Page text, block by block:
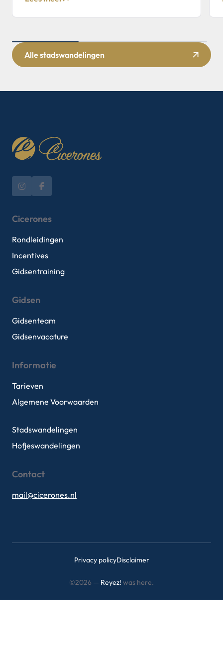
Alle stadswandelingen
Cicerones
Rondleidingen
Incentives
Gidsentraining
Gidsen
Gidsenteam
Gidsenvacature
Informatie
Tarieven
Algemene Voorwaarden
Stadswandelingen
Hofjeswandelingen
Contact
mail@cicerones.nl
Privacy policyDisclaimer
©2026 — Reyez! was here.